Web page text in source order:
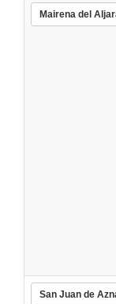
Mairena del
San Juan de